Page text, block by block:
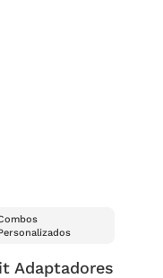
Adaptadores